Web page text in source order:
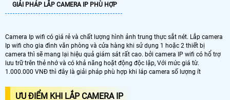
GIẢI PHÁP LẮP CAMERA IP PHÙ HỢP
Camera Ip wifi có giá rẻ và chất lượng hình ảnh trung thực sắt nét. Lắp camera
Ip wifi cho gia đình văn phòng và cửa hàng khi sử dụng 1 hoặc 2 thiết bị
camera thì sẽ mang lại hiệu quả giám sát rất cao. bởi camera IP wifi có hổ trợ
lưu trữ trên thẻ nhớ và có khả năng hoặt động độc lập, Với mức giá từ.
1.000.000 VNĐ thì đây là giải pháp phù hợp khi láp camera số lượng ít
ƯU ĐIỂM KHI LẮP CAMERA IP